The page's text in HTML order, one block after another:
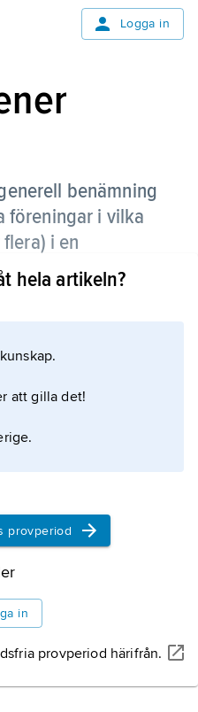
Logga in
benämning
föreningar i vilka
i en
alkylgrupper.
hela artikeln?
att gilla det!
provperiod
in
provperiod härifrån.